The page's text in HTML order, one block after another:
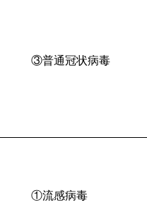
③普通冠状病毒
①流感病毒